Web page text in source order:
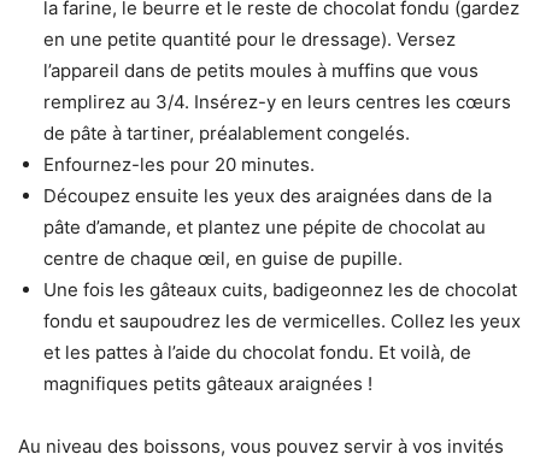
la farine, le beurre et le reste de chocolat fondu (gardez
en une petite quantité pour le dressage). Versez
l’appareil dans de petits moules à muffins que vous
remplirez au 3/4. Insérez-y en leurs centres les cœurs
de pâte à tartiner, préalablement congelés.
Enfournez-les pour 20 minutes.
Découpez ensuite les yeux des araignées dans de la
pâte d’amande, et plantez une pépite de chocolat au
centre de chaque œil, en guise de pupille.
Une fois les gâteaux cuits, badigeonnez les de chocolat
fondu et saupoudrez les de vermicelles. Collez les yeux
et les pattes à l’aide du chocolat fondu. Et voilà, de
magnifiques petits gâteaux araignées !
Au niveau des boissons, vous pouvez servir à vos invités